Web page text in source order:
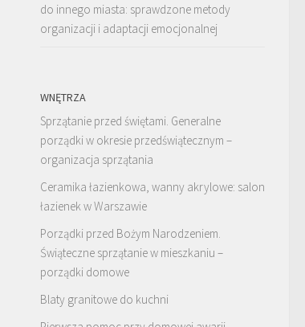
do innego miasta: sprawdzone metody
organizacji i adaptacji emocjonalnej
WNĘTRZA
Sprzątanie przed świętami. Generalne
porządki w okresie przedświątecznym –
organizacja sprzątania
Ceramika łazienkowa, wanny akrylowe: salon
łazienek w Warszawie
Porządki przed Bożym Narodzeniem.
Świąteczne sprzątanie w mieszkaniu –
porządki domowe
Blaty granitowe do kuchni